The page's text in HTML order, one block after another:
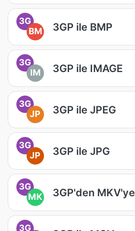
3G
BM
3GP ile BMP
3G
IM
3GP ile IMAGE
3G
JP
3GP ile JPEG
3G
JP
3GP ile JPG
3G
MK
3GP'den MKV'ye
3G